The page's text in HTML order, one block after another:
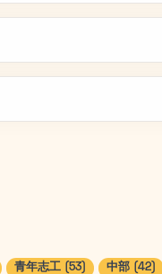
青年志工 (53) 中部 (42)